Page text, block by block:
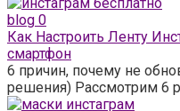
blog 0
Как Настроить Ленту
смартфон
6 причин, почему не
решения) Рассмотрим 6